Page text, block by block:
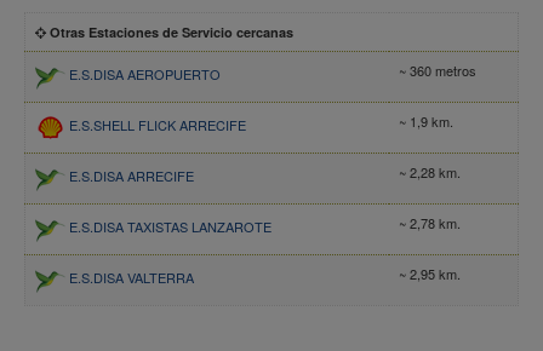
Otras Estaciones de Servicio cercanas
E.S.DISA AEROPUERTO ~ 360 metros
E.S.SHELL FLICK ARRECIFE ~ 1,9 km.
E.S.DISA ARRECIFE ~ 2,28 km.
E.S.DISA TAXISTAS LANZAROTE ~ 2,78 km.
E.S.DISA VALTERRA ~ 2,95 km.